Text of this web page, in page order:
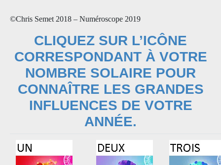
©Chris Semet 2018 – Numéroscope 2019
CLIQUEZ SUR L’ICÔNE
CORRESPONDANT À VOTRE
NOMBRE SOLAIRE POUR
CONNAÎTRE LES GRANDES
INFLUENCES DE VOTRE
ANNÉE.